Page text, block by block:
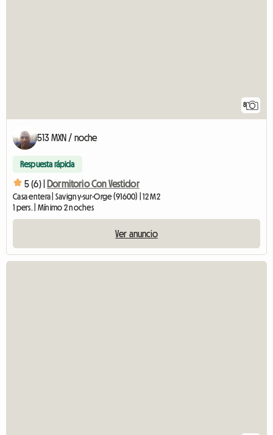
8
513 MXN / noche
Respuesta rápida
5 (6) | Dormitorio Con Vestidor
Casa entera | Savigny-sur-Orge (91600) | 12 M2
1 pers. | Mínimo 2 noches
Ver anuncio